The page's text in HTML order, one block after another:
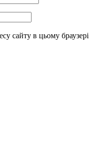
сайту в цьому браузері